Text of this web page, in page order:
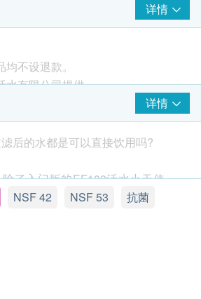
详情
不设退款。
水有限公司提供。
标致活水有限公司及健康网购
留最终决议权。
限公司产品总额满HK$800，即可
服务。 账单总额未满HK$800需附
后7个工作天内安排发货。
详情
后的水都是可以直接饮用吗?
了入门版的EF100活水小天使，
上列明可以即开即饮。但值得留
议即开即饮是最好又安全。
NSF 42 NSF 53
抗菌